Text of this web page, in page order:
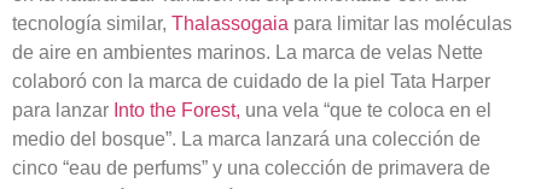
tecnología similar, Thalassogaia para limitar las moléculas
de aire en ambientes marinos. La marca de velas Nette
colaboró ​​con la marca de cuidado de la piel Tata Harper
para lanzar Into the Forest, una vela “que te coloca en el
medio del bosque”. La marca lanzará una colección de
cinco “eau de perfums” y una colección de primavera de